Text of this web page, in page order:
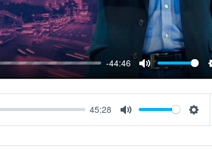
-44:46
Mute
45:28
Mute